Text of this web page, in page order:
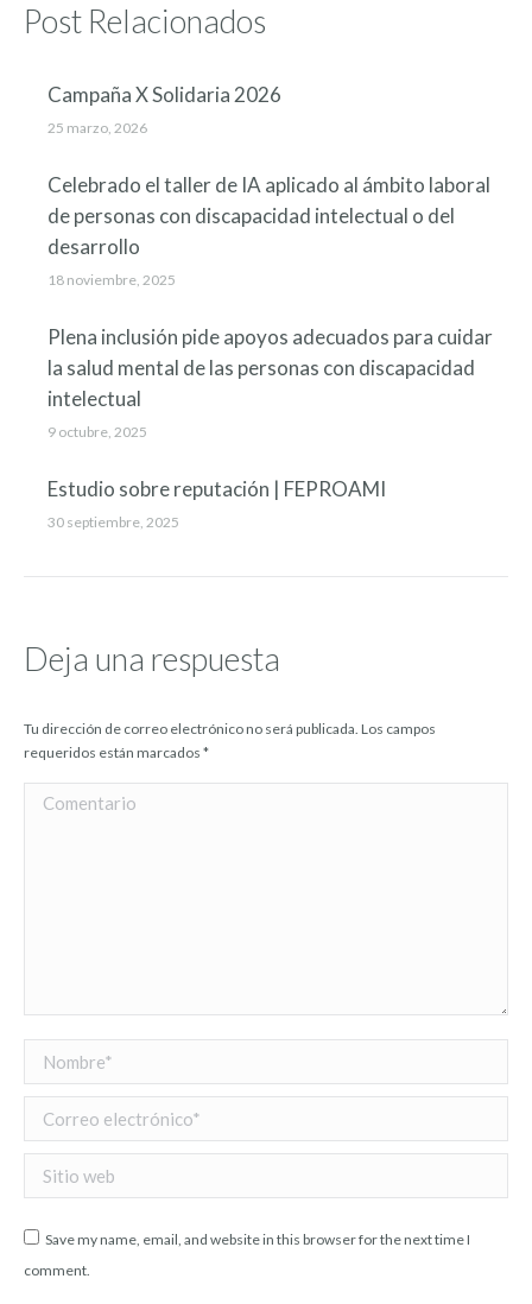
Post Relacionados
Campaña X Solidaria 2026
25 marzo, 2026
Celebrado el taller de IA aplicado al ámbito laboral
de personas con discapacidad intelectual o del
desarrollo
18 noviembre, 2025
Plena inclusión pide apoyos adecuados para cuidar
la salud mental de las personas con discapacidad
intelectual
9 octubre, 2025
Estudio sobre reputación | FEPROAMI
30 septiembre, 2025
Deja una respuesta
Tu dirección de correo electrónico no será publicada. Los campos
requeridos están marcados *
Comentario
Nombre *
Correo electrónico *
Sitio web
Save my name, email, and website in this browser for the next time I
comment.